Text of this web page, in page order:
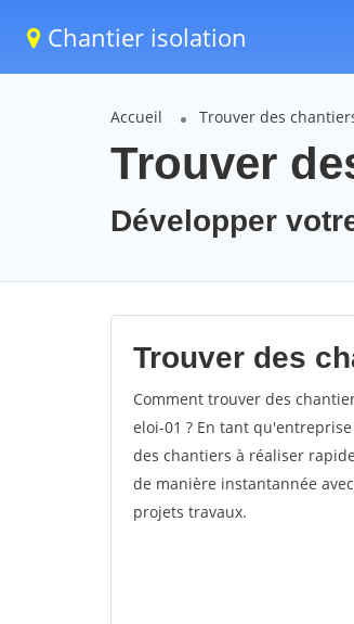
Chantier isolation
Accueil Trouver des
Trouver
Développer
Trouver des
Comment trouver des
eloi-01 ? En tant
des chantiers à réaliser
de manière instantannée
projets travaux.